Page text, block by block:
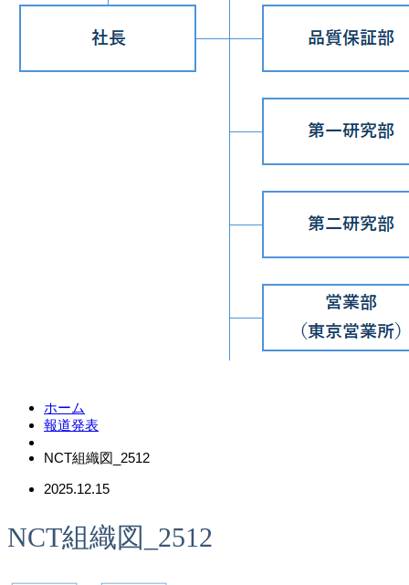
ホーム
報道発表
NCT組織図_2512
2025.12.15
NCT組織図_2512